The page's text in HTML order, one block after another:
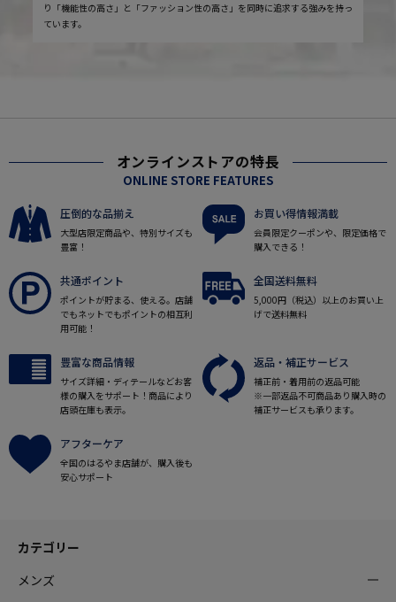
り「機能性の高さ」と「ファッション性の高さ」を同時に追求する強みを持っ
ています。
オンラインストアの特長
ONLINE STORE FEATURES
圧倒的な品揃え
大型店限定商品や、特別サイズも
豊富！
お買い得情報満載
会員限定クーポンや、限定価格で
購入できる！
共通ポイント
ポイントが貯まる、使える。店舗
でもネットでもポイントの相互利
用可能！
全国送料無料
5,000円（税込）以上のお買い上
げで送料無料
豊富な商品情報
サイズ詳細・ディテールなどお客
様の購入をサポート！商品により
店頭在庫も表示。
返品・補正サービス
補正前・着用前の返品可能
※一部返品不可商品あり購入時の
補正サービスも承ります。
アフターケア
全国のはるやま店舗が、購入後も
安心サポート
カテゴリー
メンズ